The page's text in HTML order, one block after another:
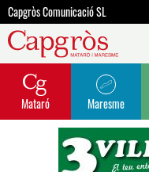
Capgròs Comunicació SL
Mataró Maresme